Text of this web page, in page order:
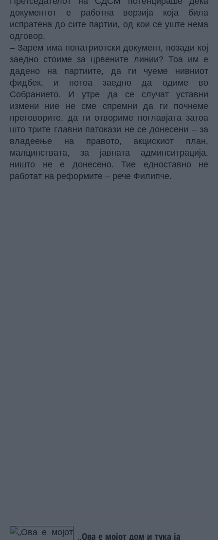
документот е работна верзија која била
испратена до сите партии, од кои се уште нема
одговор.
– Зарем има попатриотски документ, позади кој
заедно стоиме за црвените линии? Тоа им е
дадено на партиите, да ги чуеме нивниот
фидбек, и потоа заедно да одиме во
Собранието. И утре да се случат уставни
измени ние не сме спремни да ги почнеме
преговорите, да ги отвориме поглавјата затоа
што трите главни патокази не се донесени – за
владеење на правото, акцискиот план,
малцинствата, за јавната админситрација,
ништо не е донесено. Тие едноставно не
работат на реформите – рече Филипче.
„Ова е мојот дом и тука ја